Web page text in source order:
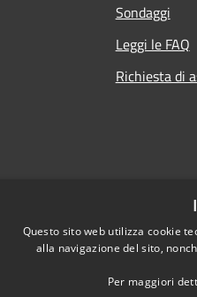
Sondaggi
Leggi le FAQ
Richiesta di
Questo sito web utilizza cookie
alla navigazione del sito,
Per maggiori